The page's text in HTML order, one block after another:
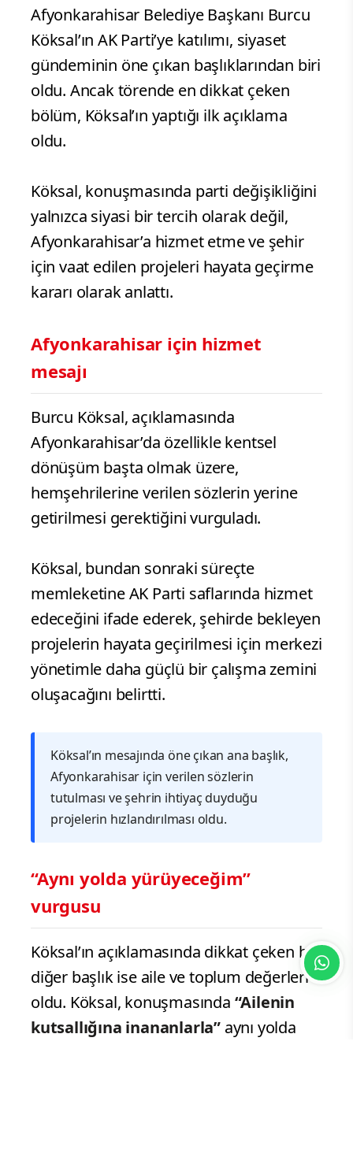
Afyonkarahisar Belediye Başkanı Burcu
Köksal’ın AK Parti’ye katılımı, siyaset
gündeminin öne çıkan başlıklarından biri
oldu. Ancak törende en dikkat çeken
bölüm, Köksal’ın yaptığı ilk açıklama
oldu.
Köksal, konuşmasında parti değişikliğini
yalnızca siyasi bir tercih olarak değil,
Afyonkarahisar’a hizmet etme ve şehir
için vaat edilen projeleri hayata geçirme
kararı olarak anlattı.
Afyonkarahisar için hizmet
mesajı
Burcu Köksal, açıklamasında
Afyonkarahisar’da özellikle kentsel
dönüşüm başta olmak üzere,
hemşehrilerine verilen sözlerin yerine
getirilmesi gerektiğini vurguladı.
Köksal, bundan sonraki süreçte
memleketine AK Parti saflarında hizmet
edeceğini ifade ederek, şehirde bekleyen
projelerin hayata geçirilmesi için merkezi
yönetimle daha güçlü bir çalışma zemini
oluşacağını belirtti.
Köksal’ın mesajında öne çıkan ana başlık,
Afyonkarahisar için verilen sözlerin
tutulması ve şehrin ihtiyaç duyduğu
projelerin hızlandırılması oldu.
“Aynı yolda yürüyeceğim”
vurgusu
Köksal’ın açıklamasında dikkat çeken bir
diğer başlık ise aile ve toplum değerleri
oldu. Köksal, konuşmasında “Ailenin
kutsallığına inananlarla” aynı yolda